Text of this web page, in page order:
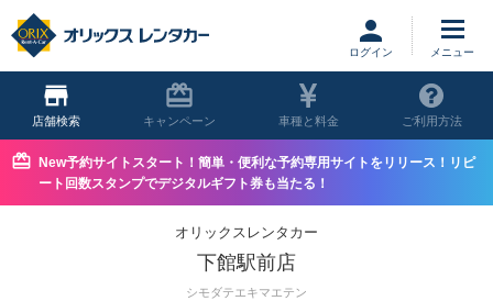
ログイン
店舗 キャンペーン 車種と料金 ご利用方法
New予約サイトスタート！簡単・便利な予約専用サイトをリリース！リピ
ート回数スタンプでデジタルギフト券も当たる！
オリックスレンタカー
下館駅前店
シモダテエキマエテン